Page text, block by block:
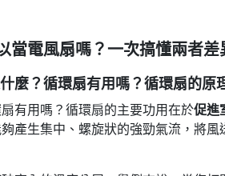
當電風扇嗎？一次搞懂兩者差
什麼？循環扇有用嗎？循環扇的原
有用嗎 ？循環扇的主要功用在於促進
產生集中、螺旋狀的強勁氣流，將